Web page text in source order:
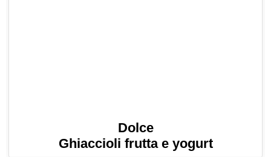
Dolce
Ghiaccioli frutta e yogurt